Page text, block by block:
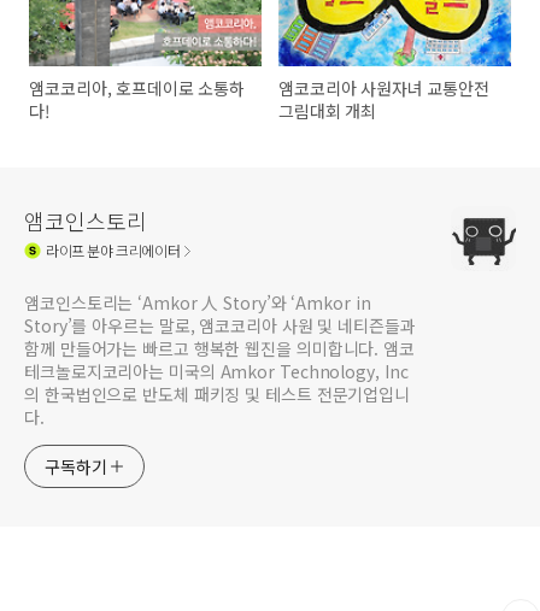
앰코코리아, 호프데이로 소통하
다!
앰코코리아 사원자녀 교통안전
그림대회 개최
앰코인스토리
라이프분야 크리에이터
앰코인스토리는 ‘Amkor 人 Story’와 ‘Amkor in
Story’를 아우르는 말로, 앰코코리아 사원 및 네티즌들과
함께 만들어가는 빠르고 행복한 웹진을 의미합니다. 앰코
테크놀로지코리아는 미국의 Amkor Technology, Inc
의 한국법인으로 반도체 패키징 및 테스트 전문기업입니
다.
구독하기